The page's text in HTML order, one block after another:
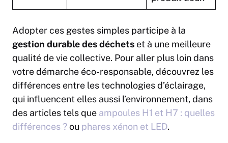
Adopter ces gestes simples participe à la
gestion durable des déchets et à une meilleure
qualité de vie collective. Pour aller plus loin dans
votre démarche éco-responsable, découvrez les
différences entre les technologies d’éclairage,
qui influencent elles aussi l’environnement, dans
des articles tels que ampoules H1 et H7 : quelles
différences ?ou phares xénon et LED.